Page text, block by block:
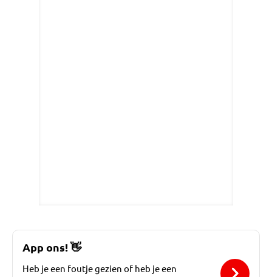
App ons!👋
Heb je een foutje gezien of heb je een